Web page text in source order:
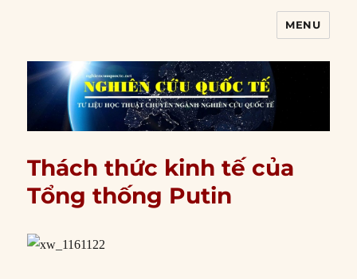
MENU
Thách thức kinh tế của
Tổng thống Putin